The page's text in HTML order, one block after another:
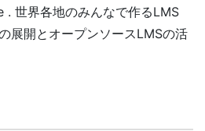
. 世界各地のみんなで作るLMS
展開とオープンソースLMSの活